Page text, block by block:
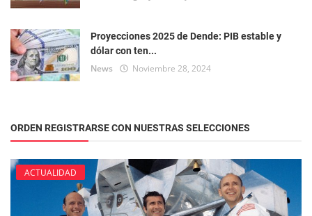
Proyecciones 2025 de Dende: PIB estable y
dólar con ten...
News Noviembre 28, 2024
ORDEN REGISTRARSE CON NUESTRAS SELECCIONES
ACTUALIDAD